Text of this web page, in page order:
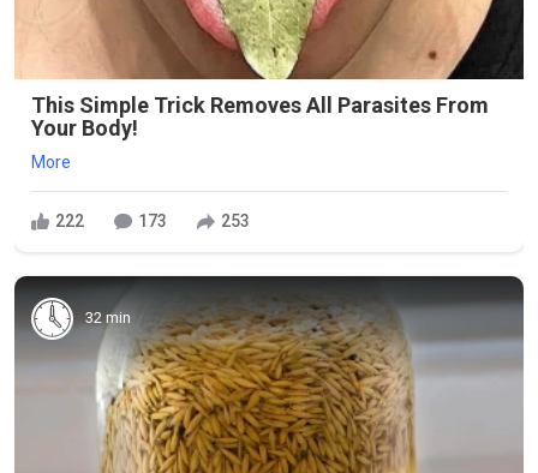
This Simple Trick Removes All Parasites From
Your Body!
More
222 173 253
32 min